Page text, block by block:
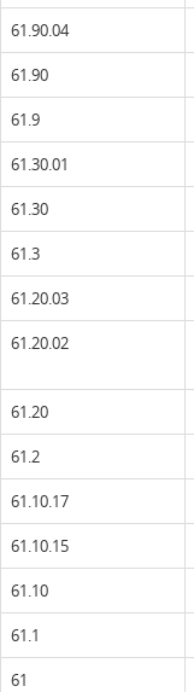
61.90.04
61.90
61.9
61.30.01
61.30
61.3
61.20.03
61.20.02
61.20
61.2
61.10.17
61.10.15
61.10
61.1
61